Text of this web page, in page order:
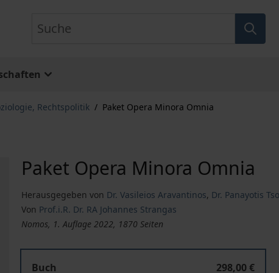
Rechtspolitik / Paket Opera Minora Omnia
Paket Opera Minora Omnia
Herausgegeben von Dr. Vasileios Aravantinos, Dr. Panayotis
Von Prof.i.R. Dr. RA Johannes Strangas
Nomos, 1. Auflage 2022, 1870 Seiten
Buch
298,00 €